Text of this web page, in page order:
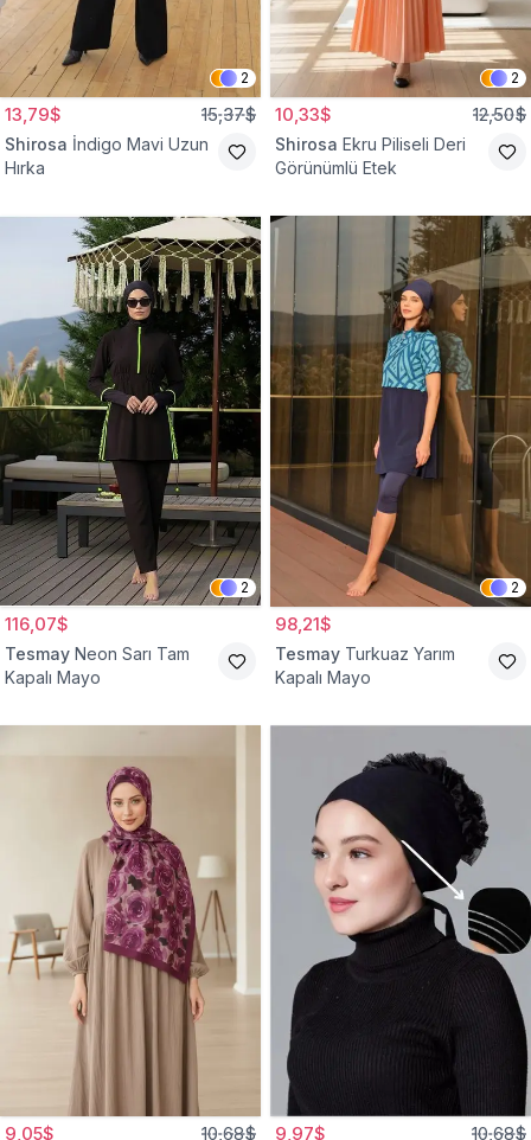
2
13,79$ 15,37$
Shirosa İndigo Mavi Uzun
Hırka
2
10,33$ 12,50$
Shirosa Ekru Piliseli Deri
Görünümlü Etek
2
116,07$
Tesmay Neon Sarı Tam
Kapalı Mayo
2
98,21$
Tesmay Turkuaz Yarım
Kapalı Mayo
9,05$ 10,68$ 9,97$ 10,68$